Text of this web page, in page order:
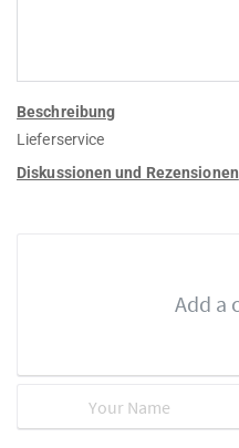
Beschreibung
Lieferservice
Diskussionen und Rezensionen